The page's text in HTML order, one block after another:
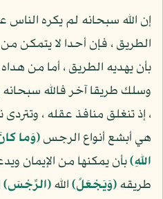
إن الله سبحانه لم يكره الناس
الطريق ، فإن أحدا لا يتمكن من
بأن يهديه الطريق ، أما من
وسلك طريقا آخر فالله
، إذ تنغلق منافذ عقله ،
هي أبشع أنواع الرجس(وَما
اللهِ)بأن يمكنها من الإيمان
طريقه(وَيَجْعَلُ)الله(الرِّجْسَ)